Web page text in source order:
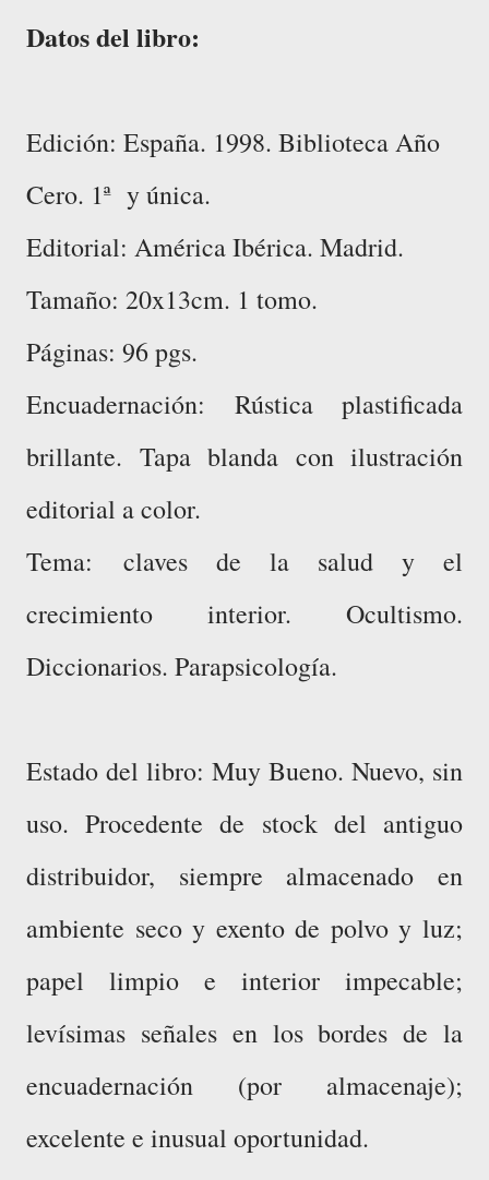
Datos del libro:
Edición: España. 1998. Biblioteca Año
Cero. 1ª y única.
Editorial: América Ibérica. Madrid.
Tamaño: 20x13cm. 1 tomo.
Páginas: 96 pgs.
Encuadernación: Rústica plastificada
brillante. Tapa blanda con ilustración
editorial a color.
Tema: claves de la salud y el
crecimiento interior. Ocultismo.
Diccionarios. Parapsicología.
Estado del libro: Muy Bueno. Nuevo, sin
uso. Procedente de stock del antiguo
distribuidor, siempre almacenado en
ambiente seco y exento de polvo y luz;
papel limpio e interior impecable;
levísimas señales en los bordes de la
encuadernación (por almacenaje);
excelente e inusual oportunidad.